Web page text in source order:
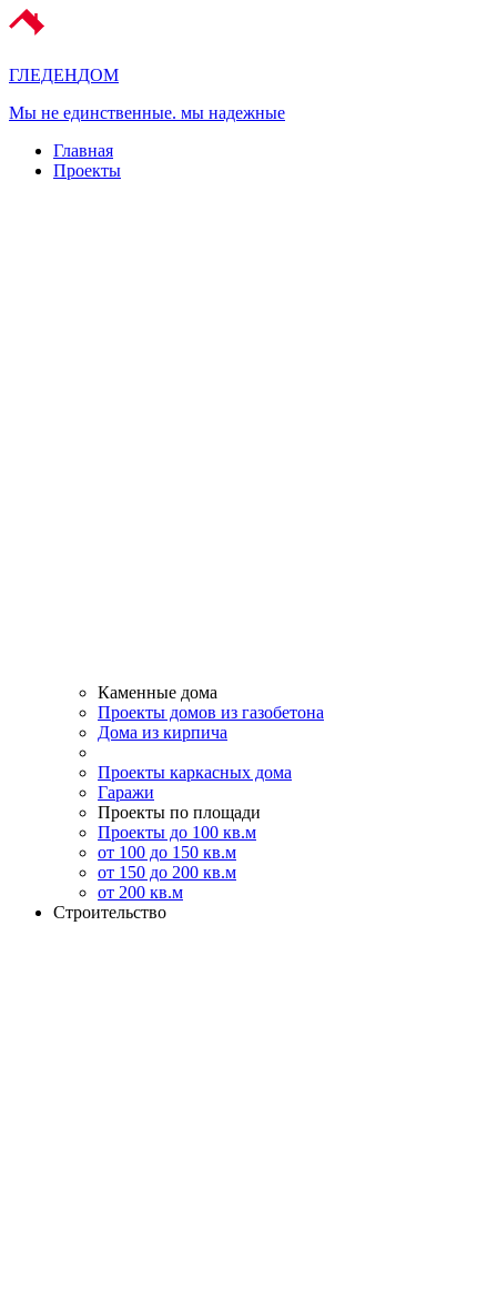
ГЛЕДЕНДОМ
Мы не единственные. мы надежные
Главная
Проекты
Каменные дома
Проекты домов из газобетона
Дома из кирпича
Проекты каркасных дома
Гаражи
Проекты по площади
Проекты до 100 кв.м
от 100 до 150 кв.м
от 150 до 200 кв.м
от 200 кв.м
Строительство